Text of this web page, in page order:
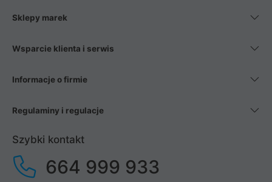
Sklepy marek
Wsparcie klienta i serwis
Informacje o firmie
Regulaminy i regulacje
Szybki kontakt
664 999 933